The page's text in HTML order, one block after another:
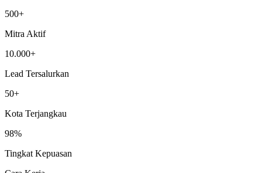
500+
Mitra Aktif
10.000+
Lead Tersalurkan
50+
Kota Terjangkau
98%
Tingkat Kepuasan